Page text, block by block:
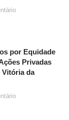
por Equidade
Privadas
da